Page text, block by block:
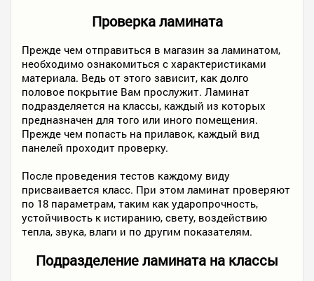
Проверка ламината
Прежде чем отправиться в магазин за ламинатом,
необходимо ознакомиться с характеристиками
материала. Ведь от этого зависит, как долго
половое покрытие Вам прослужит. Ламинат
подразделяется на классы, каждый из которых
предназначен для того или иного помещения.
Прежде чем попасть на прилавок, каждый вид
панелей проходит проверку.
После проведения тестов каждому виду
присваивается класс. При этом ламинат проверяют
по 18 параметрам, таким как ударопрочность,
устойчивость к истиранию, свету, воздействию
тепла, звука, влаги и по другим показателям.
Подразделение ламината на классы